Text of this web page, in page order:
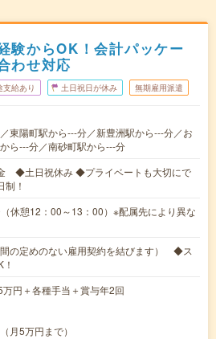
験からOK！会計パッケー
わせ対応
支給あり 土日祝日が休み 無期雇用派遣
東陽町駅から---分／新豊洲駅から---分／お
ら---分／南砂町駅から---分
金 ◆土日祝休み ◆プライベートも大切にで
制！
休憩12：00～13：00）※配属先により異な
の定めのない雇用契約を結びます） ◆ス
円＋各種手当＋賞与年2回
月5万円まで）